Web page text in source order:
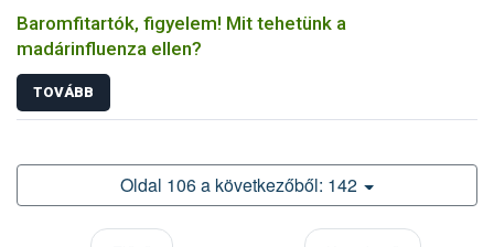
Baromfitartók, figyelem! Mit tehetünk a
madárinfluenza ellen?
TOVÁBB
Oldal 106 a következőből: 142